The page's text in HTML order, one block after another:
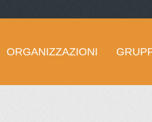
ORGANIZZAZIONI